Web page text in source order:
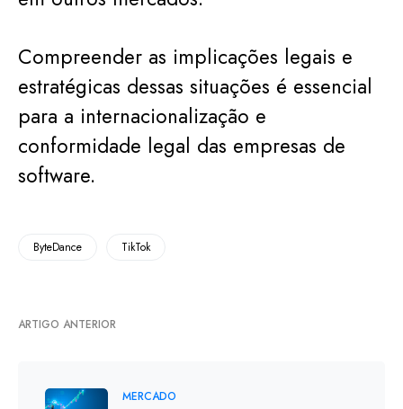
Compreender as implicações legais e
estratégicas dessas situações é essencial
para a internacionalização e
conformidade legal das empresas de
software.
ByteDance TikTok
ARTIGO ANTERIOR
MERCADO